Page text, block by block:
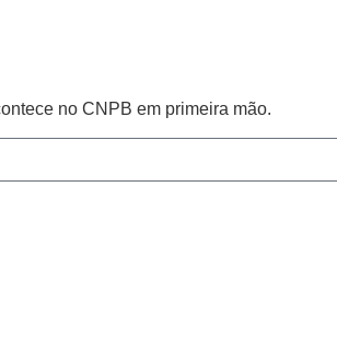
no CNPB em primeira mão.